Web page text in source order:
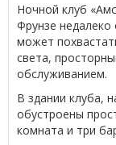
Ночной клуб
Фрунзе недалеко
может
света,
обслуживанием.
В здании клуба,
обустроены
комната и три